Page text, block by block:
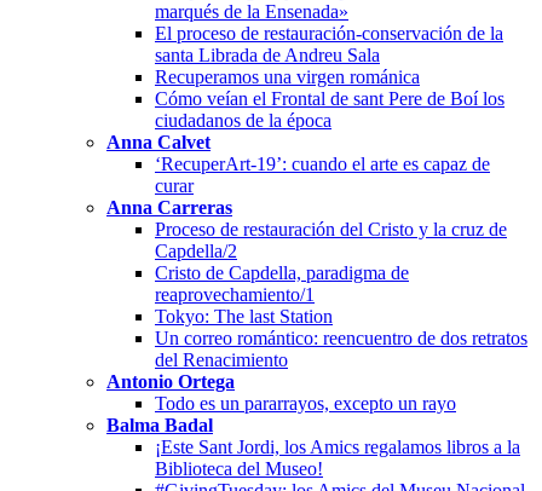
marqués de la Ensenada»
El proceso de restauración-conservación de la
santa Librada de Andreu Sala
Recuperamos una virgen románica
Cómo veían el Frontal de sant Pere de Boí los
ciudadanos de la época
Anna Calvet
‘RecuperArt-19’: cuando el arte es capaz de
curar
Anna Carreras
Proceso de restauración del Cristo y la cruz de
Capdella/2
Cristo de Capdella, paradigma de
reaprovechamiento/1
Tokyo: The last Station
Un correo romántico: reencuentro de dos retratos
del Renacimiento
Antonio Ortega
Todo es un pararrayos, excepto un rayo
Balma Badal
¡Este Sant Jordi, los Amics regalamos libros a la
Biblioteca del Museo!